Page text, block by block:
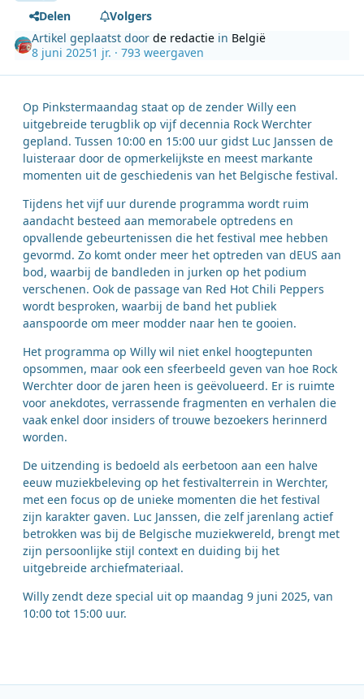
Delen
Volgers
Artikel geplaatst doorde redactie in België
8 juni 20251 jr. · 793 weergaven
Op Pinkstermaandag staat op de zender Willy een
uitgebreide terugblik op vijf decennia Rock Werchter
gepland. Tussen 10:00 en 15:00 uur gidst Luc Janssen de
luisteraar door de opmerkelijkste en meest markante
momenten uit de geschiedenis van het Belgische festival.
Tijdens het vijf uur durende programma wordt ruim
aandacht besteed aan memorabele optredens en
opvallende gebeurtenissen die het festival mee hebben
gevormd. Zo komt onder meer het optreden van dEUS aan
bod, waarbij de bandleden in jurken op het podium
verschenen. Ook de passage van Red Hot Chili Peppers
wordt besproken, waarbij de band het publiek
aanspoorde om meer modder naar hen te gooien.
Het programma op Willy wil niet enkel hoogtepunten
opsommen, maar ook een sfeerbeeld geven van hoe Rock
Werchter door de jaren heen is geëvolueerd. Er is ruimte
voor anekdotes, verrassende fragmenten en verhalen die
vaak enkel door insiders of trouwe bezoekers herinnerd
worden.
De uitzending is bedoeld als eerbetoon aan een halve
eeuw muziekbeleving op het festivalterrein in Werchter,
met een focus op de unieke momenten die het festival
zijn karakter gaven. Luc Janssen, die zelf jarenlang actief
betrokken was bij de Belgische muziekwereld, brengt met
zijn persoonlijke stijl context en duiding bij het
uitgebreide archiefmateriaal.
Willy zendt deze special uit op maandag 9 juni 2025, van
10:00 tot 15:00 uur.